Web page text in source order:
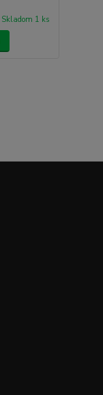
Skladom 1 ks